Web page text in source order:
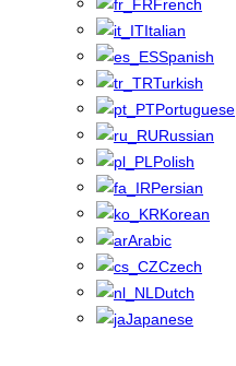
French
Italian
Spanish
Turkish
Portuguese
Russian
Polish
Persian
Korean
Arabic
Czech
Dutch
Japanese